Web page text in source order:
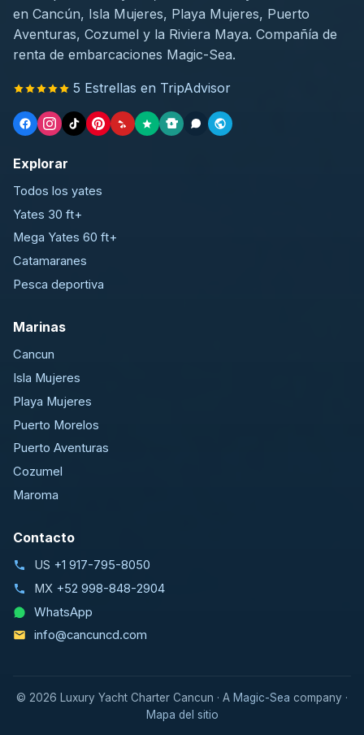
en Cancún, Isla Mujeres, Playa Mujeres, Puerto
Aventuras, Cozumel y la Riviera Maya. Compañía de
renta de embarcaciones Magic-Sea.
5 Estrellas en TripAdvisor
Explorar
Todos los yates
Yates 30 ft+
Mega Yates 60 ft+
Catamaranes
Pesca deportiva
Marinas
Cancun
Isla Mujeres
Playa Mujeres
Puerto Morelos
Puerto Aventuras
Cozumel
Maroma
Contacto
US +1 917-795-8050
MX +52 998-848-2904
WhatsApp
info@cancuncd.com
© 2026 Luxury Yacht Charter Cancun · A Magic-Sea company ·
Mapa del sitio